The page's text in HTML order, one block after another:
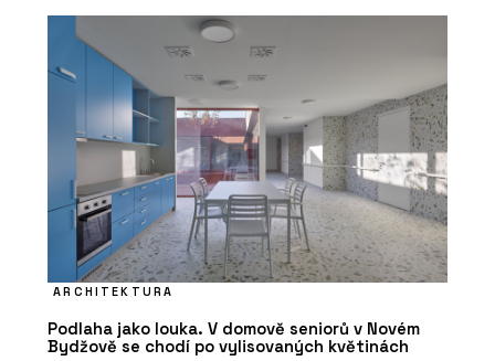
ARCHITEKTURA
Podlaha jako louka. V domově seniorů v Novém
Bydžově se chodí po vylisovaných květinách